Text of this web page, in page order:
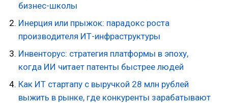
бизнес-школы
Инерция или прыжок: парадокс роста
производителя ИТ-инфраструктуры
Инвенторус: стратегия платформы в эпоху,
когда ИИ читает патенты быстрее людей
Как ИТ стартапу с выручкой 28 млн рублей
выжить в рынке, где конкуренты зарабатывают